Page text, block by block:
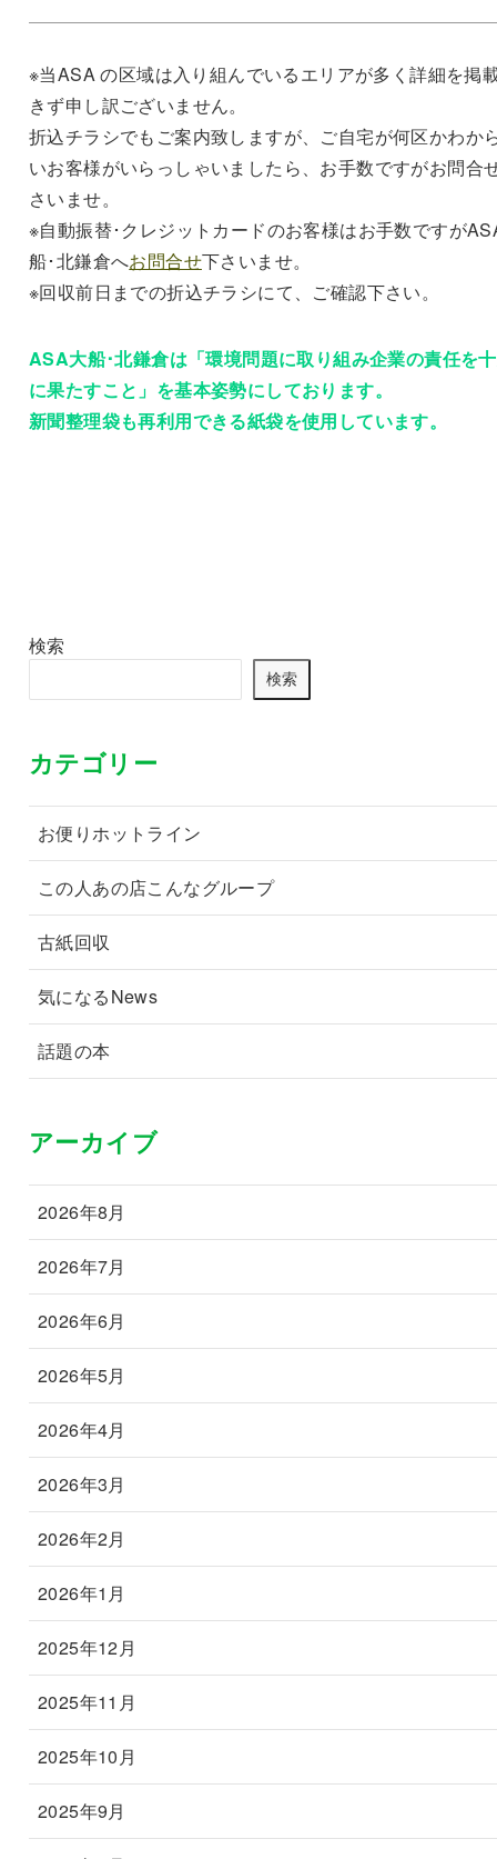
※当ASA の区域は入り組んでいるエリアが多く詳細を掲
きず申し訳ございません。
折込チラシでもご案内致しますが、ご自宅が何区かわか
いお客様がいらっしゃいましたら、お手数ですがお問合
さいませ。
※自動振替･クレジットカードのお客様はお手数ですが
船･北鎌倉へお問合せ下さいませ。
※回収前日までの折込チラシにて、ご確認下さい。
ASA大船･北鎌倉は「環境問題に取り組み企業の責任を
に果たすこと」を基本姿勢にしております。
新聞整理袋も再利用できる紙袋を使用しています。
検索
検索
カテゴリー
お便りホットライン
この人あの店こんなグループ
古紙回収
気になるNews
話題の本
アーカイブ
2026年8月
2026年7月
2026年6月
2026年5月
2026年4月
2026年3月
2026年2月
2026年1月
2025年12月
2025年11月
2025年10月
2025年9月